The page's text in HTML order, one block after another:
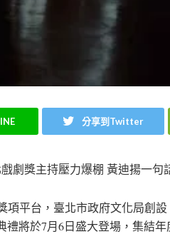
分享到Twitter
劇獎主持壓力爆棚 黃迪揚一句
項平台，臺北市政府文化局創
將於7月6日盛大登場，集結